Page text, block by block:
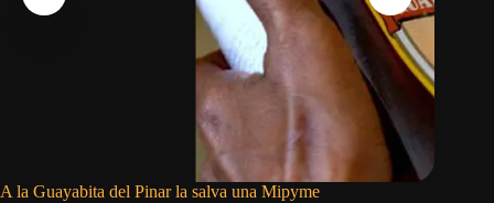
A la Guayabita del Pinar la salva una Mipyme